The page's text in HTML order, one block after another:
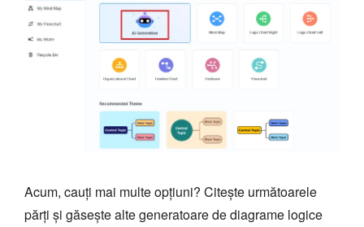
Acum, cauți mai multe opțiuni? Citește următoarele
părți și găsește alte generatoare de diagrame logice